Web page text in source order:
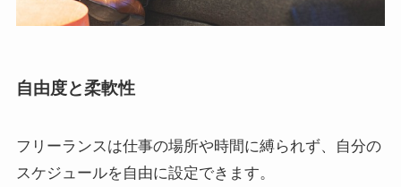
自由度と柔軟性
フリーランスは仕事の場所や時間に縛られず、自分の
スケジュールを自由に設定できます。